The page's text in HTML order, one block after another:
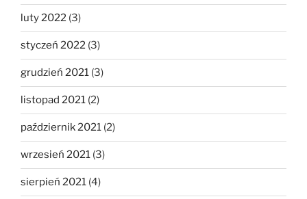
luty 2022 (3)
styczeń 2022 (3)
grudzień 2021 (3)
listopad 2021 (2)
październik 2021 (2)
wrzesień 2021 (3)
sierpień 2021 (4)